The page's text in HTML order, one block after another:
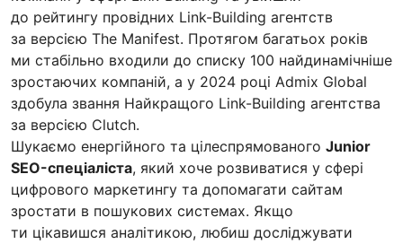
до рейтингу провідних Link-Building агентств
за версією The Manifest. Протягом багатьох років
ми стабільно входили до списку 100 найдинамічніше
зростаючих компаній, а у 2024 році Admix Global
здобула звання Найкращого Link-Building агентства
за версією Clutch.
Шукаємо енергійного та цілеспрямованого Junior
SEO-спеціаліста, який хоче розвиватися у сфері
цифрового маркетингу та допомагати сайтам
зростати в пошукових системах. Якщо
ти цікавишся аналітикою, любиш досліджувати